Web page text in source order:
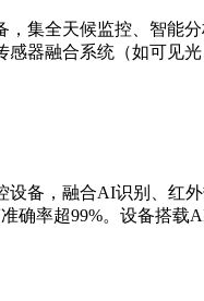
集全天候监控、智
器融合系统（如可见
备，融合AI识别、红
确率超99%。设备搭